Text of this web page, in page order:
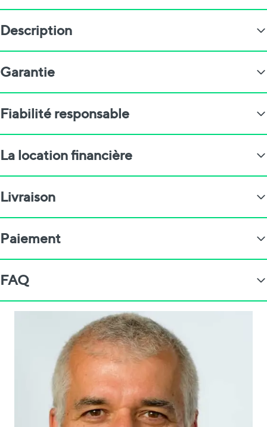
Description
Garantie
Fiabilité responsable
La location financière
Livraison
Paiement
FAQ